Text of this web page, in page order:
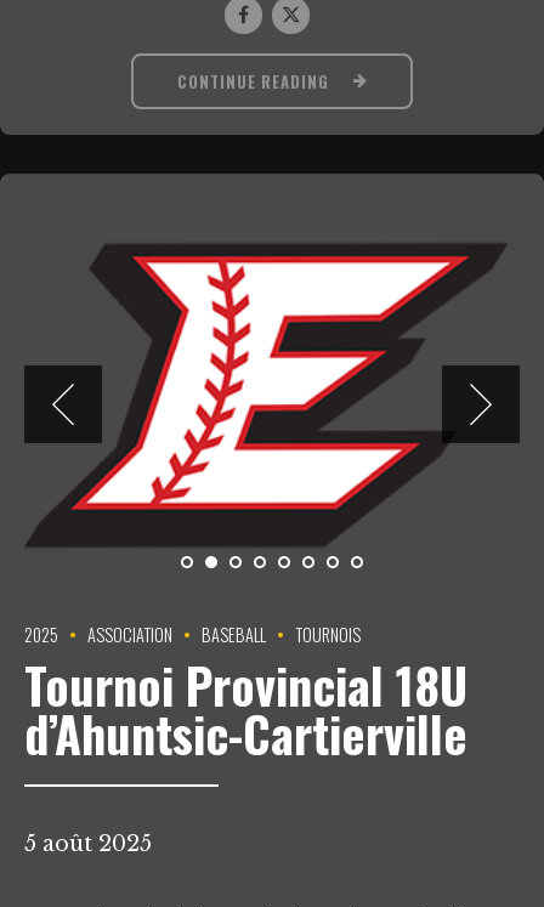
CONTINUE READING
2025 ASSOCIATION BASEBALL TOURNOIS
Tournoi Provincial 18U
d’Ahuntsic-Cartierville
5 août 2025